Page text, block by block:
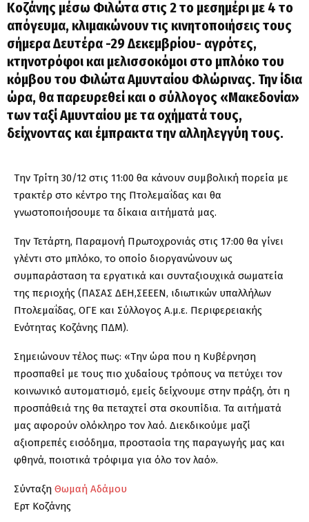
Κοζάνης μέσω Φιλώτα στις 2 το μεσημέρι με 4 το
απόγευμα, κλιμακώνουν τις κινητοποιήσεις τους
σήμερα Δευτέρα -29 Δεκεμβρίου- αγρότες,
κτηνοτρόφοι και μελισσοκόμοι στο μπλόκο του
κόμβου του Φιλώτα Αμυνταίου Φλώρινας. Την ίδια
ώρα, θα παρευρεθεί και ο σύλλογος «Μακεδονία»
των ταξί Αμυνταίου με τα οχήματά τους,
δείχνοντας και έμπρακτα την αλληλεγγύη τους.
Την Τρίτη 30/12 στις 11:00 θα κάνουν συμβολική πορεία με
τρακτέρ στο κέντρο της Πτολεμαΐδας και θα
γνωστοποιήσουμε τα δίκαια αιτήματά μας.
Την Τετάρτη, Παραμονή Πρωτοχρονιάς στις 17:00 θα γίνει
γλέντι στο μπλόκο, το οποίο διοργανώνουν ως
συμπαράσταση τα εργατικά και συνταξιουχικά σωματεία
της περιοχής (ΠΑΣΑΣ ΔΕΗ,ΣΕΕΕΝ, ιδιωτικών υπαλλήλων
Πτολεμαΐδας, ΟΓΕ και Σύλλογος Α.μ.ε. Περιφερειακής
Ενότητας Κοζάνης ΠΔΜ).
Σημειώνουν τέλος πως: «Την ώρα που η Κυβέρνηση
προσπαθεί με τους πιο χυδαίους τρόπους να πετύχει τον
κοινωνικό αυτοματισμό, εμείς δείχνουμε στην πράξη, ότι η
προσπάθειά της θα πεταχτεί στα σκουπίδια. Τα αιτήματά
μας αφορούν ολόκληρο τον λαό. Διεκδικούμε μαζί
αξιοπρεπές εισόδημα, προστασία της παραγωγής μας και
φθηνά, ποιοτικά τρόφιμα για όλο τον λαό».
Σύνταξη Θωμαή Αδάμου
Ερτ Κοζάνης